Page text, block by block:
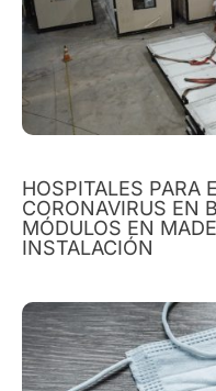
HOSPITALES PARA
CORONAVIRUS EN
MÓDULOS EN
INSTALACIÓN